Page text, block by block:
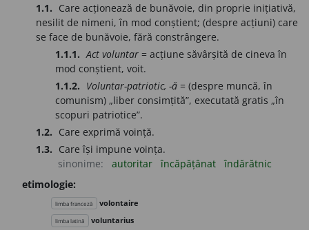
1.1. Care acționează de bunăvoie, din proprie inițiativă,
nesilit de nimeni, în mod conștient; (despre acțiuni) care
se face de bunăvoie, fără constrângere.
1.1.1. Act voluntar = acțiune săvârșită de cineva în
mod conștient, voit.
1.1.2. Voluntar-patriotic, -ă = (despre muncă, în
comunism) „liber consimțită”, executată gratis „în
scopuri patriotice”.
1.2. Care exprimă voință.
1.3. Care își impune voința.
sinonime:
autoritar încăpățânat
îndărătnic
etimologie:
limba franceză volontaire
limba latină voluntarius